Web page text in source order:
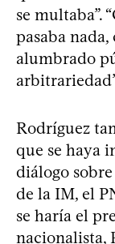
se multaba”.
pasaba
alumbrado
Rodríguez
que se haya
diálogo
de la IM, el
se haría el
nacionalista,